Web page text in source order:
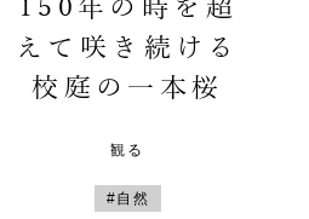
150年の時を超
えて咲き続ける
校庭の一本桜
観る
#自然